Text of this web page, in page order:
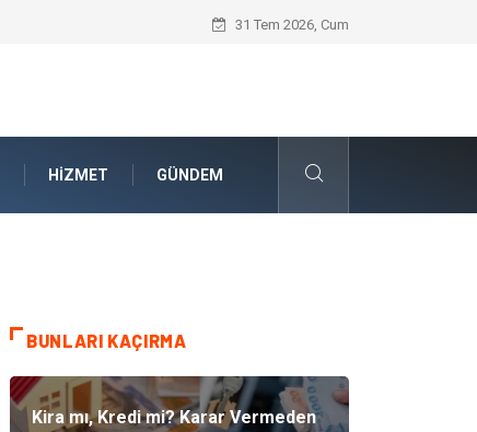
Güvenilir Chip Satışı: Dijital Masa
31 Tem 2026, Cum
HIZMET GÜNDEM
BUNLARI KAÇIRMA
Kira mı, Kredi mi? Karar Vermeden